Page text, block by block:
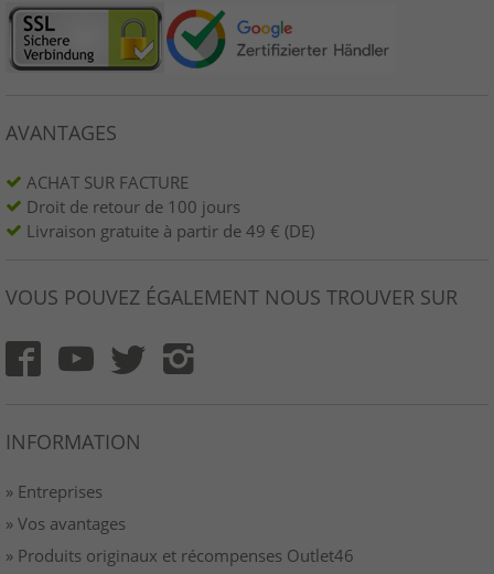
AVANTAGES
ACHAT SUR FACTURE
Droit de retour de 100 jours
Livraison gratuite à partir de 49 € (DE)
VOUS POUVEZ ÉGALEMENT NOUS TROUVER SUR
INFORMATION
» Entreprises
» Vos avantages
» Produits originaux et récompenses Outlet46